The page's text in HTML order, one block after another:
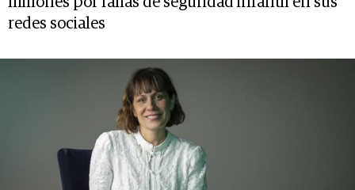
redes sociales